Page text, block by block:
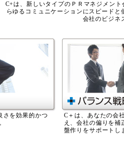
C+は、新しいタイプのＰＲマネジメン
らゆるコミュニケーションにスピード
会社のビジネ
さを効果的かつ
C＋は、あなたの会
え、会社の偏りを補
盤作りをサポートし